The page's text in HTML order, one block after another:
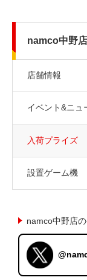
namco中野店
店舗情報
イベント&ニュ
入荷プライズ
設置ゲーム機
namco中野店